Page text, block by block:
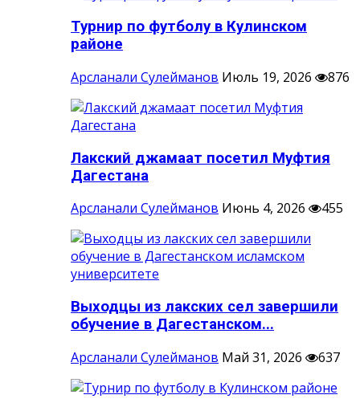
Турнир по футболу в Кулинском
районе
Арсланали Сулейманов Июль 19, 2026 876
Лакский джамаат посетил Муфтия
Дагестана
Арсланали Сулейманов Июнь 4, 2026 455
Выходцы из лакских сел завершили
обучение в Дагестанском...
Арсланали Сулейманов Май 31, 2026 637